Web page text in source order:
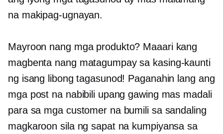
na makipag-ugnayan.
Mayroon nang mga produkto? Maaari kang
magbenta nang matagumpay sa kasing-kaunti
ng isang libong tagasunod! Paganahin lang ang
mga post na nabibili upang gawing mas madali
para sa mga customer na bumili sa sandaling
magkaroon sila ng sapat na kumpiyansa sa